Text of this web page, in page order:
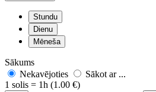
Stundu
Dienu
Mēneša
Sākums
Nekavējoties
Sākot ar ...
1 solis = 1h (1.00 €)